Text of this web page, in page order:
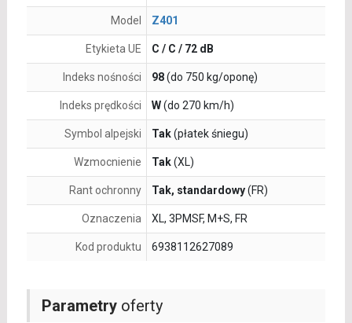
Parametryoferty
Model Z401
Etykieta UE C / C / 72 dB
Indeks nośności 98(do 750 kg/oponę)
Indeks prędkości W(do 270 km/h)
Symbol alpejski Tak(płatek śniegu)
Wzmocnienie Tak(XL)
Rant ochronny Tak, standardowy(FR)
Oznaczenia XL, 3PMSF, M+S, FR
Kod produktu 6938112627089